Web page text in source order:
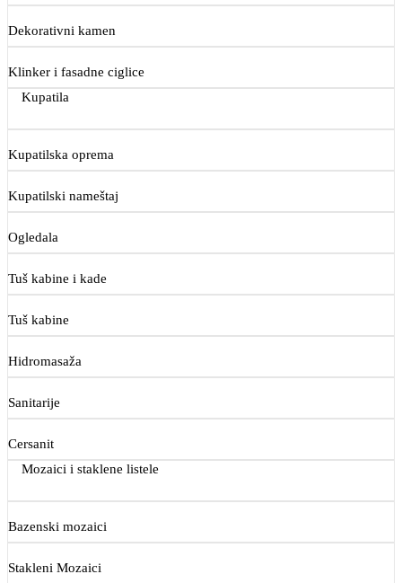
Dekorativni kamen
Klinker i fasadne ciglice
Kupatila
Kupatilska oprema
Kupatilski nameštaj
Ogledala
Tuš kabine i kade
Tuš kabine
Hidromasaža
Sanitarije
Cersanit
Mozaici i staklene listele
Bazenski mozaici
Stakleni Mozaici